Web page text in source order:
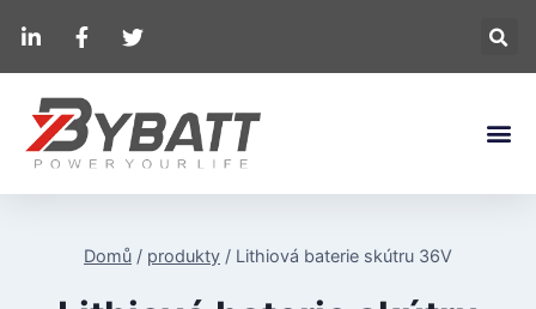
Domů / produkty / Lithiová baterie skútru 36V